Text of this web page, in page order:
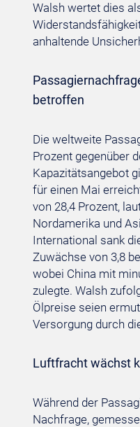
Walsh wertet dies
anhaltende
betroffen
Die weltweite
Prozent gegenüber
Kapazitätsangebot
für einen Mai
von 28,4 Prozent,
Nordamerika und
International sank
Zuwächse von 3,8
wobei China mit
zulegte. Walsh
Ölpreise seien
Versorgung durch
Luftfracht wächst
Während der
Nachfrage,